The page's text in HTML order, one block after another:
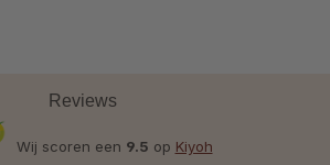
Reviews
Wij scoren een 9.5 op Kiyoh